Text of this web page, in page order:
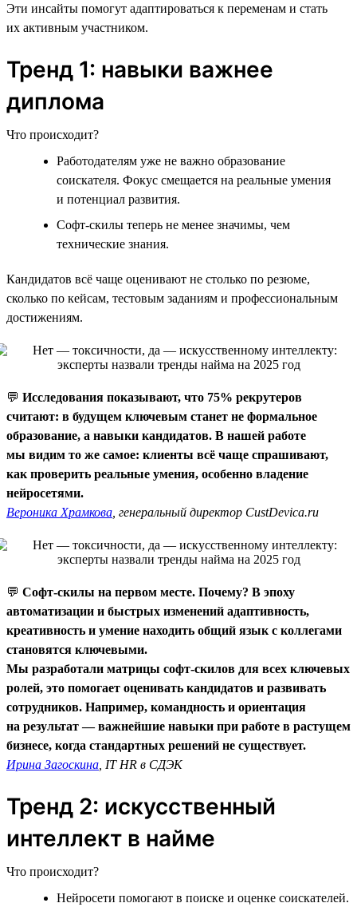
Эти инсайты помогут адаптироваться к переменам и стать
их активным участником.
Тренд 1: навыки важнее
диплома
Что происходит?
Работодателям уже не важно образование
соискателя. Фокус смещается на реальные умения
и потенциал развития.
Софт-скилы теперь не менее значимы, чем
технические знания.
Кандидатов всё чаще оценивают не столько по резюме,
сколько по кейсам, тестовым заданиям и профессиональным
достижениям.
💬 Исследования показывают, что 75% рекрутеров
считают: в будущем ключевым станет не формальное
образование, а навыки кандидатов. В нашей работе
мы видим то же самое: клиенты всё чаще спрашивают,
как проверить реальные умения, особенно владение
нейросетями.
Вероника Храмкова , генеральный директор CustDevica.ru
💬 Софт-скилы на первом месте. Почему? В эпоху
автоматизации и быстрых изменений адаптивность,
креативность и умение находить общий язык с коллегами
становятся ключевыми.
Мы разработали матрицы софт-скилов для всех ключевых
ролей, это помогает оценивать кандидатов и развивать
сотрудников. Например, командность и ориентация
на результат — важнейшие навыки при работе в растущем
бизнесе, когда стандартных решений не существует.
Ирина Загоскина , IT HR в СДЭК
Тренд 2: искусственный
интеллект в найме
Что происходит?
Нейросети помогают в поиске и оценке соискателей.